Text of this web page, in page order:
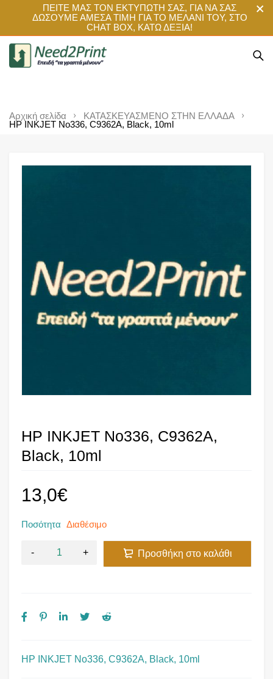
ΠΕΙΤΕ ΜΑΣ ΤΟΝ ΕΚΤΥΠΩΤΗ ΣΑΣ, ΓΙΑ ΝΑ ΣΑΣ
ΔΩΣΟΥΜΕ ΑΜΕΣΑ ΤΙΜΗ ΓΙΑ ΤΟ ΜΕΛΑΝΙ ΤΟΥ, ΣΤΟ
CHAT BOX, ΚΑΤΩ ΔΕΞΙΑ!
Αρχική σελίδα
ΚΑΤΑΣΚΕΥΑΣΜΕΝΟ ΣΤΗΝ ΕΛΛΑΔΑ
HP INKJET No336, C9362A, Black, 10ml
HP INKJET No336, C9362A,
Black, 10ml
HP INKJET No336, C9362A, Black, 10ml
13,0€
Ποσότητα Διαθέσιμο
Προσθήκη στο καλάθι